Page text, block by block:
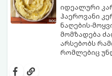
იდეალური
ჰაეროვანი
ნაღების-
მომზადება
არსებობს
რომლებიც